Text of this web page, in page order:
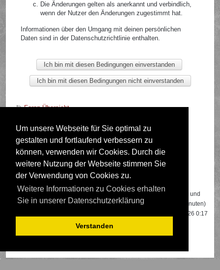
Um unsere Webseite für Sie optimal zu
gestalten und fortlaufend verbessern zu
können, verwenden wir Cookies. Durch die
weitere Nutzung der Webseite stimmen Sie
der Verwendung von Cookies zu.
Weitere Informationen zu Cookies erhalten
Sie in unserer Datenschutzerklärung
Verstanden
Die Änderungen gelten als anerkannt und verbindlich,
wenn der Nutzer den Änderungen zugestimmt hat.
Informationen über den Umgang mit deinen persönlichen
Daten sind in der Datenschutzrichtlinie enthalten.
Foren-Übersicht
Deutsche Übersetzung durchphpBB.de
Wer ist online?
Insgesamt sind550Besucher online: 2 registrierte, 0 unsichtbare und
548 Gäste (basierend auf den aktiven Besuchern der letzten 5 Minuten)
Besuchern, die am 13.04.2026 0:17
gleichzeitig online waren.